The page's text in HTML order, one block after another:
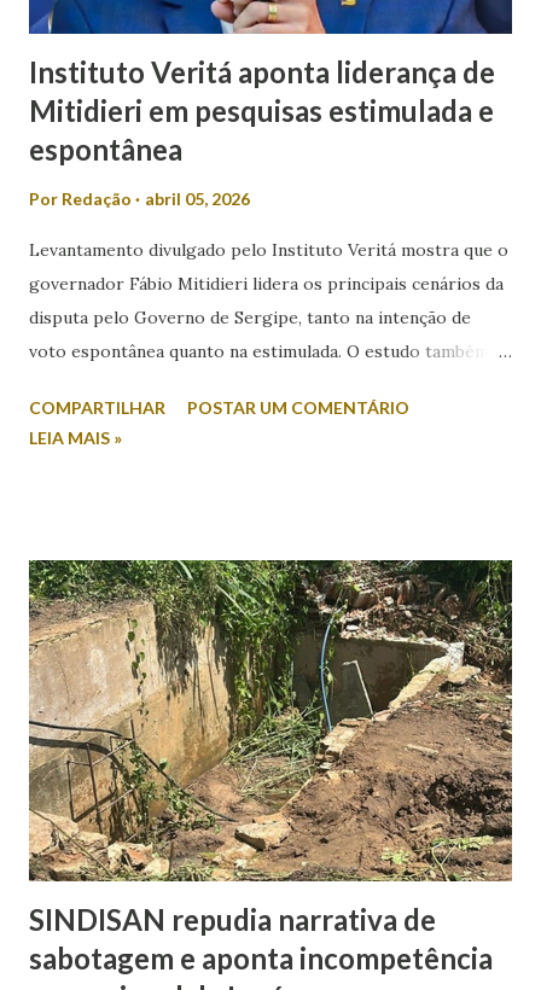
Instituto Veritá aponta liderança de
Mitidieri em pesquisas estimulada e
espontânea
Por Redação abril 05, 2026
Levantamento divulgado pelo Instituto Veritá mostra que o
governador Fábio Mitidieri lidera os principais cenários da
disputa pelo Governo de Sergipe, tanto na intenção de
voto espontânea quanto na estimulada. O estudo também
colocados. Na intenção espontânea, quando o eleitor
estimulado, em que os candidatos são apresentados ao
entrevistado, Mitidieri mantém a liderança com 44,2%,
seguido por Valmir de Francisquinho, com 34,5%. Ricardo
Marques aparece com 17,6%, enquanto outros somam 3,7%.
O índice de eleitores indecisos, que não souberam ou
preferiram não responder, além de votos brancos e nulos,
chega a 22,6%. O levantamento também mediu a rejeição
dos candidatos. Nesse...
COMPARTILHAR
POSTAR UM COMENTÁRIO
LEIA MAIS »
SINDISAN repudia narrativa de
sabotagem e aponta incompetência